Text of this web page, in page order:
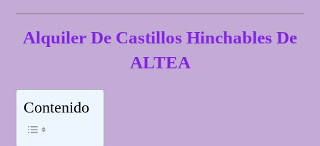
Alquiler De Castillos Hinchables De
ALTEA
Contenido